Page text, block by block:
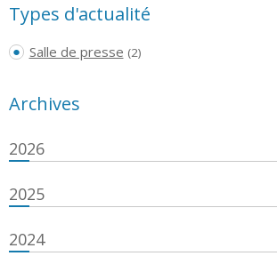
Types d'actualité
Salle de presse (2)
Archives
2026
2025
2024